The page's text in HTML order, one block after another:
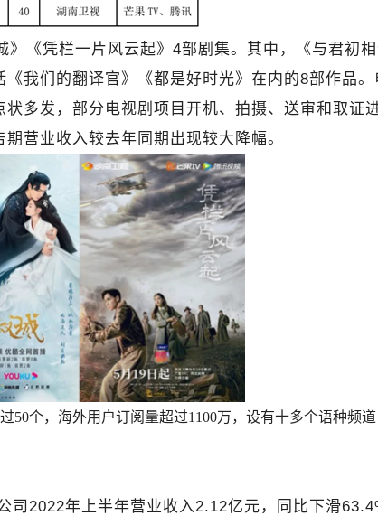
《凭栏一片风云起》4部剧集。其中，《与君初相
我们的翻译官》《都是好时光》在内的8部作品
多发，部分电视剧项目开机、拍摄、送审和取证
营业收入较去年同期出现较大降幅。
50个，海外用户订阅量超过1100万，设有十多个语种频
2022年上半年营业收入2.12亿元，同比下滑